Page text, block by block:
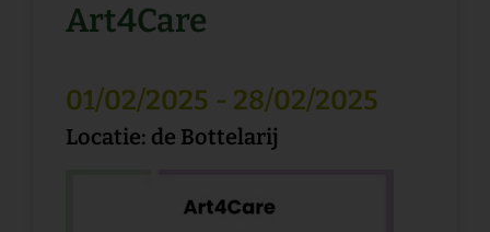
Art4Care
01/02/2025 - 28/02/2025
Locatie: de Bottelarij